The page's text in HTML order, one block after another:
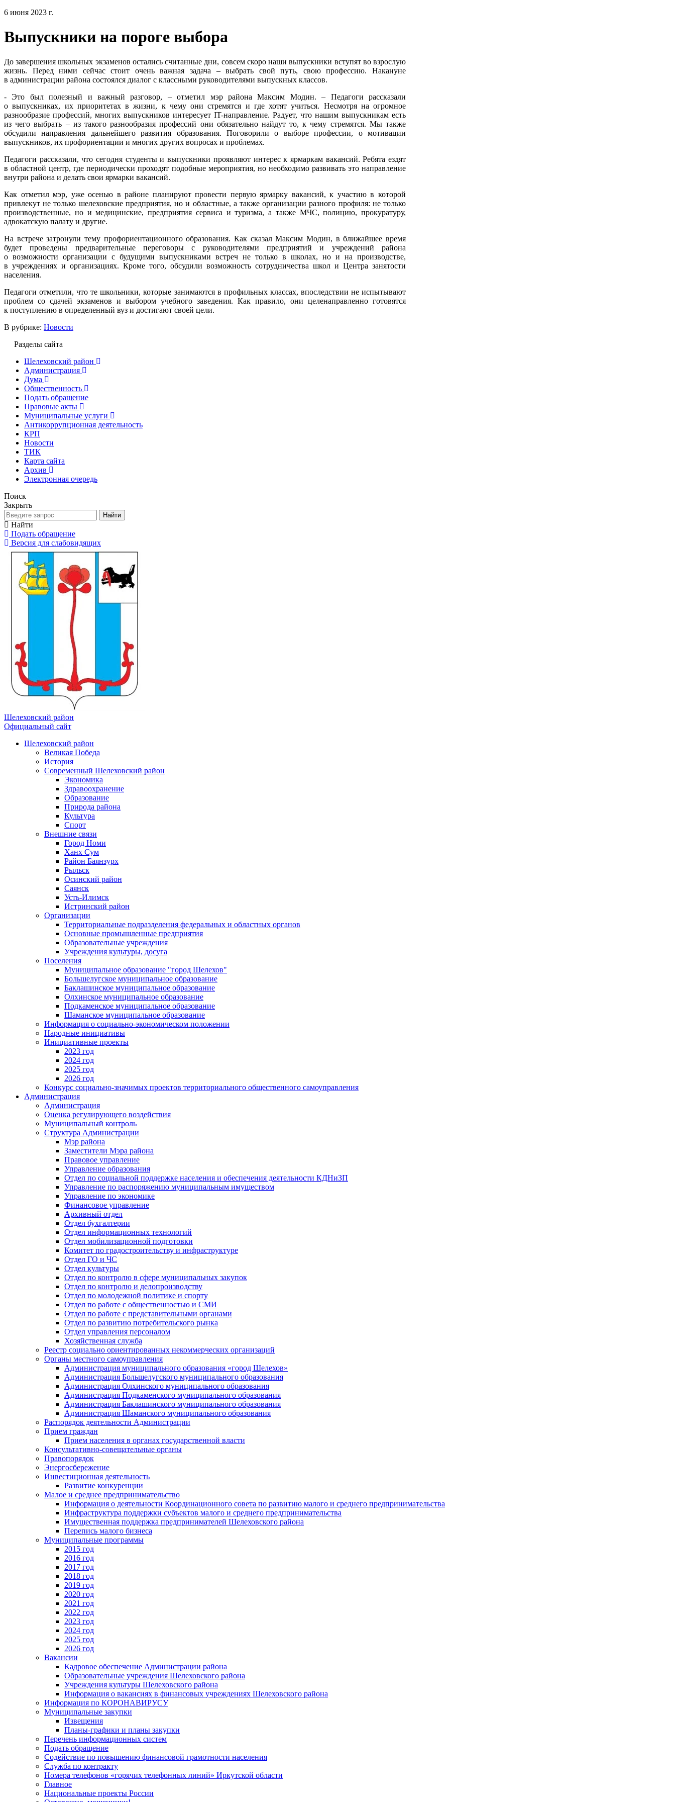
6 июня 2023 г.
Выпускники на пороге выбора
До завершения школьных экзаменов остались считанные дни, совсем скоро наши выпускники вступят во взрослую
жизнь. Перед ними сейчас стоит очень важная задача – выбрать свой путь, свою профессию. Накануне
в администрации района состоялся диалог с классными руководителями выпускных классов.
- Это был полезный и важный разговор, – отметил мэр района Максим Модин. – Педагоги рассказали
о выпускниках, их приоритетах в жизни, к чему они стремятся и где хотят учиться. Несмотря на огромное
разнообразие профессий, многих выпускников интересует IT-направление. Радует, что нашим выпускникам есть
из чего выбрать – из такого разнообразия профессий они обязательно найдут то, к чему стремятся. Мы также
обсудили направления дальнейшего развития образования. Поговорили о выборе профессии, о мотивации
выпускников, их профориентации и многих других вопросах и проблемах.
Педагоги рассказали, что сегодня студенты и выпускники проявляют интерес к ярмаркам вакансий. Ребята ездят
в областной центр, где периодически проходят подобные мероприятия, но необходимо развивать это направление
внутри района и делать свои ярмарки вакансий.
Как отметил мэр, уже осенью в районе планируют провести первую ярмарку вакансий, к участию в которой
привлекут не только шелеховские предприятия, но и областные, а также организации разного профиля: не только
производственные, но и медицинские, предприятия сервиса и туризма, а также МЧС, полицию, прокуратуру,
адвокатскую палату и другие.
На встрече затронули тему профориентационного образования. Как сказал Максим Модин, в ближайшее время
будет проведены предварительные переговоры с руководителями предприятий и учреждений района
о возможности организации с будущими выпускниками встреч не только в школах, но и на производстве,
в учреждениях и организациях. Кроме того, обсудили возможность сотрудничества школ и Центра занятости
населения.
Педагоги отметили, что те школьники, которые занимаются в профильных классах, впоследствии не испытывают
проблем со сдачей экзаменов и выбором учебного заведения. Как правило, они целенаправленно готовятся
к поступлению в определенный вуз и достигают своей цели.
В рубрике: Новости
Разделы сайта
Шелеховский район
Администрация
Дума
Общественность
Подать обращение
Правовые акты
Муниципальные услуги
Антикоррупционная деятельность
КРП
Новости
ТИК
Карта сайта
Архив
Электронная очередь
Поиск
Закрыть
Найти
Найти
Подать обращение
Версия для слабовидящих
Шелеховский район
Официальный сайт
Шелеховский район
Великая Победа
История
Современный Шелеховский район
Экономика
Здравоохранение
Образование
Природа района
Культура
Спорт
Внешние связи
Город Номи
Ханх Сум
Район Баянзурх
Рыльск
Осинский район
Саянск
Усть-Илимск
Истринский район
Организации
Территориальные подразделения федеральных и областных органов
Основные промышленные предприятия
Образовательные учреждения
Учреждения культуры, досуга
Поселения
Муниципальное образование "город Шелехов"
Большелугское муниципальное образование
Баклашинское муниципальное образование
Олхинское муниципальное образование
Подкаменское муниципальное образование
Шаманское муниципальное образование
Информация о социально-экономическом положении
Народные инициативы
Инициативные проекты
2023 год
2024 год
2025 год
2026 год
Конкурс социально-значимых проектов территориального общественного самоуправления
Администрация
Администрация
Оценка регулирующего воздействия
Муниципальный контроль
Структура Администрации
Мэр района
Заместители Мэра района
Правовое управление
Управление образования
Отдел по социальной поддержке населения и обеспечения деятельности КДНиЗП
Управление по распоряжению муниципальным имуществом
Управление по экономике
Финансовое управление
Архивный отдел
Отдел бухгалтерии
Отдел информационных технологий
Отдел мобилизационной подготовки
Комитет по градостроительству и инфраструктуре
Отдел ГО и ЧС
Отдел культуры
Отдел по контролю в сфере муниципальных закупок
Отдел по контролю и делопроизводству
Отдел по молодежной политике и спорту
Отдел по работе с общественностью и СМИ
Отдел по работе с представительными органами
Отдел по развитию потребительского рынка
Отдел управления персоналом
Хозяйственная служба
Реестр социально ориентированных некоммерческих организаций
Органы местного самоуправления
Администрация муниципального образования «город Шелехов»
Администрация Большелугского муниципального образования
Администрация Олхинского муниципального образования
Администрация Подкаменского муниципального образования
Администрация Баклашинского муниципального образования
Администрация Шаманского муниципального образования
Распорядок деятельности Администрации
Прием граждан
Прием населения в органах государственной власти
Консультативно-совещательные органы
Правопорядок
Энергосбережение
Инвестиционная деятельность
Развитие конкуренции
Малое и среднее предпринимательство
Информация о деятельности Координационного совета по развитию малого и среднего предпринимательства
Инфраструктура поддержки субъектов малого и среднего предпринимательства
Имущественная поддержка предпринимателей Шелеховского района
Перепись малого бизнеса
Муниципальные программы
2015 год
2016 год
2017 год
2018 год
2019 год
2020 год
2021 год
2022 год
2023 год
2024 год
2025 год
2026 год
Вакансии
Кадровое обеспечение Администрации района
Образовательные учреждения Шелеховского района
Учреждения культуры Шелеховского района
Информация о вакансиях в финансовых учреждениях Шелеховского района
Информация по КОРОНАВИРУСУ
Муниципальные закупки
Извещения
Планы-графики и планы закупки
Перечень информационных систем
Подать обращение
Содействие по повышению финансовой грамотности населения
Служба по контракту
Номера телефонов «горячих телефонных линий» Иркутской области
Главное
Национальные проекты России